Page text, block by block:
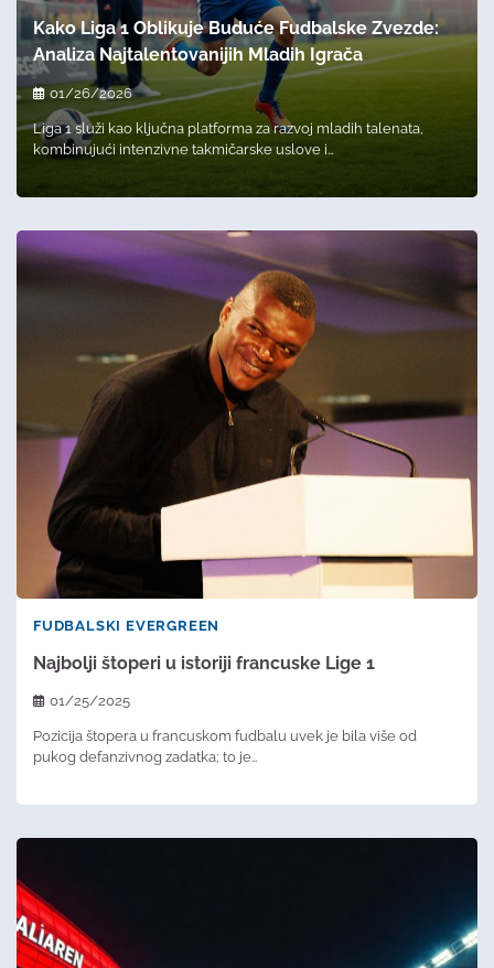
Kako Liga 1 Oblikuje Buduće Fudbalske Zvezde:
Analiza Najtalentovanijih Mladih Igrača
01/26/2026
Liga 1 služi kao ključna platforma za razvoj mladih talenata,
kombinujući intenzivne takmičarske uslove i…
FUDBALSKI EVERGREEN
Najbolji štoperi u istoriji francuske Lige 1
01/25/2025
Pozicija štopera u francuskom fudbalu uvek je bila više od
pukog defanzivnog zadatka; to je…